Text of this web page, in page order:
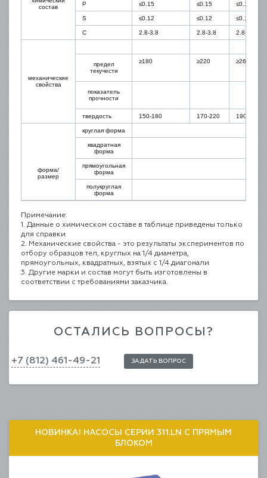
состав
P ≤0.15 ≤0.15 ≤0.15
S ≤0.12 ≤0.12 ≤0.1
C 2.8-3.8 2.8-3.8 2.8-3.8
механические
свойства
предел
текучести
≥180 ≥220 ≥260
показатель
прочности
твердость 150-180 170-220 190-240
форма/
размер
круглая форма
квадратная
форма
прямоугольная
форма
полукруглая
форма
Примечание:
1. Данные о химическом составе в таблице приведены только
для справки
2. Механические свойства - это результаты экспериментов по
отбору образцов тел, круглых на 1/4 диаметра,
прямоугольных, квадратных, взятых с 1/4 диагонали
3. Другие марки и состав могут быть изготовлены в
соответствии с требованиями заказчика.
ОСТАЛИСЬ ВОПРОСЫ?
+7 (812) 461-49-21 ЗАДАТЬ ВОПРОС
НОВИНКА! НАСОСЫ СЕРИИ 311.LN С ПРЯМЫМ
БЛОКОМ